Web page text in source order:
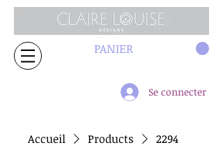
PANIER
Se connecter
Accueil Products 2294